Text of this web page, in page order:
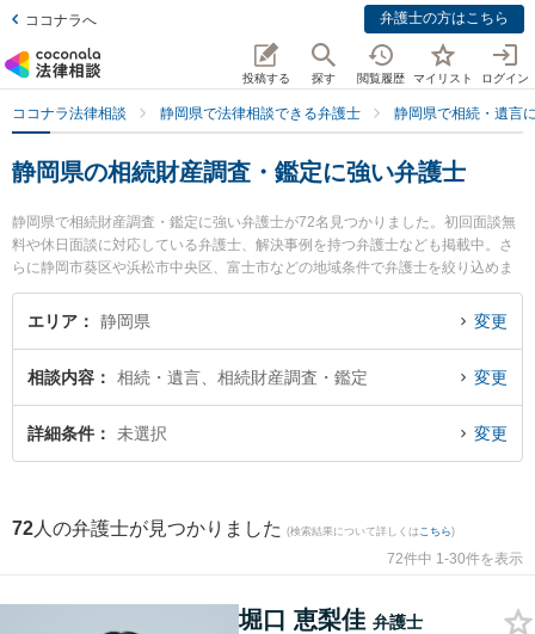
ココナラへ 弁護士の方はこちら
投稿する 探す 閲覧履歴 マイリスト ログイン
ココナラ法律相談 静岡県で法律相談できる弁護士 静岡県で相続・遺言
静岡県の相続財産調査・鑑定に強い弁護士
静岡県で相続財産調査・鑑定に強い弁護士が72名見つかりました。初回面談無
料や休日面談に対応している弁護士、解決事例を持つ弁護士なども掲載中。さ
らに静岡市葵区や浜松市中央区、富士市などの地域条件で弁護士を絞り込めま
す。相続・遺言に関係する家族間の相続トラブルや認知症の相続、遺産分割等
の細かな分野での絞り込み検索もでき便利です。特に弁護士法人あおい法律事
士費用、強みなどが注目されています。『静岡県で土日や夜間に発生した相続
財産調査・鑑定のトラブルを今すぐに弁護士に相談したい』『相続財産調査・
鑑定のトラブル解決の実績豊富な近くの弁護士を検索したい』『初回相談無料
エリア 静岡県 変更
相談内容 相続・遺言、相続財産調査・鑑定 変更
詳細条件 未選択 変更
72 人の弁護士が見つかりました (検索結果について詳しくは こちら)
72件中 1-30件を表示
堀口 恵梨佳 弁護士